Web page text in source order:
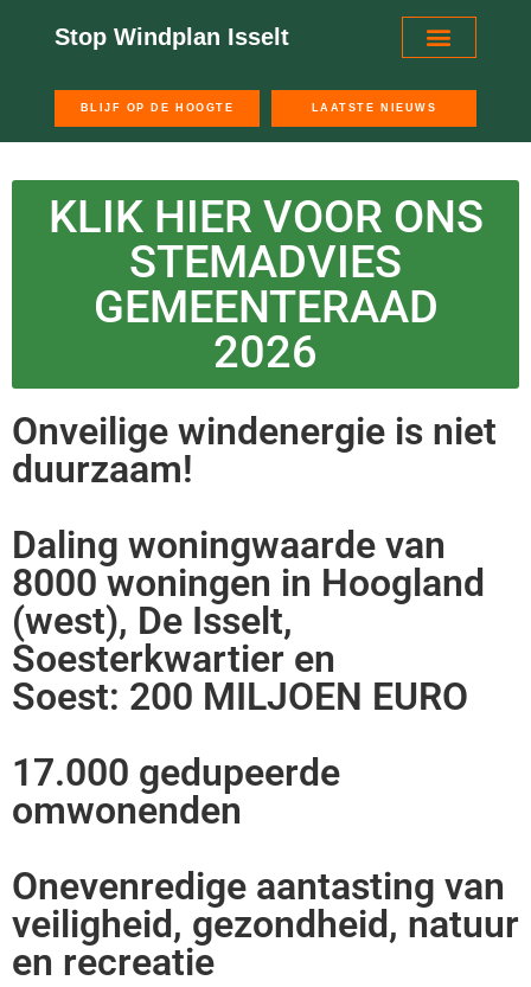
Stop Windplan Isselt
BLIJF OP DE HOOGTE LAATSTE NIEUWS
KLIK HIER VOOR ONS
STEMADVIES
GEMEENTERAAD
2026
Onveilige windenergie is niet
duurzaam!
Daling woningwaarde van
8000 woningen in Hoogland
(west), De Isselt,
Soesterkwartier en
Soest: 200 MILJOEN EURO
17.000 gedupeerde
omwonenden
Onevenredige aantasting van
veiligheid, gezondheid, natuur
en recreatie